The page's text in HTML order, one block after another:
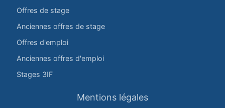
Offres de stage
Anciennes offres de stage
Offres d'emploi
Anciennes offres d'emploi
Stages 3IF
Mentions légales